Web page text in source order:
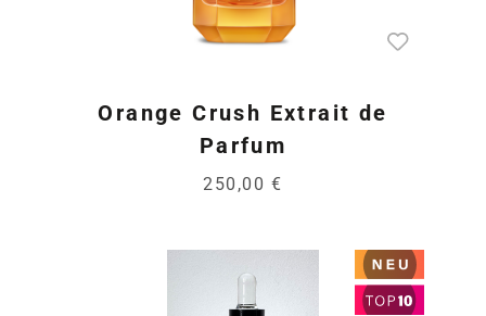
Orange Crush Extrait de
Parfum
250,00 €